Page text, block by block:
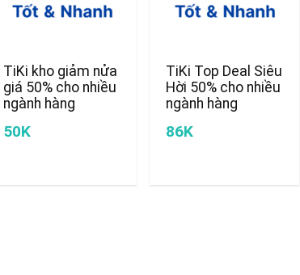
TiKi kho giảm nửa
giá 50% cho nhiều
ngành hàng
50K
TiKi Top Deal Siêu
Hời 50% cho nhiều
ngành hàng
86K